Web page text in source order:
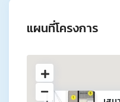
แผนที่โครงการ